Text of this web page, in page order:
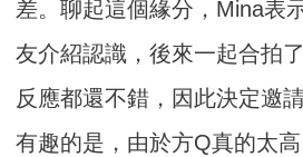
差。聊起這個緣分，Mina表
友介紹認識，後來一起合拍
反應都還不錯，因此決定邀
有趣的是，由於方Q真的太